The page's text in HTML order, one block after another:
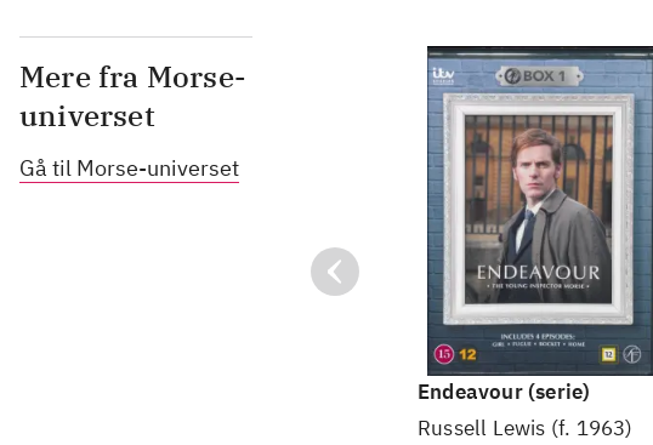
Mere fra Morse-
universet
Gå til Morse-universet
Endeavour(serie)
Russell Lewis (f. 1963)